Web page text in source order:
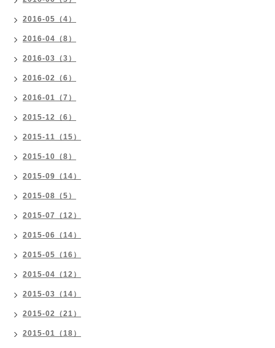
2016-05（4）
2016-04（8）
2016-03（3）
2016-02（6）
2016-01（7）
2015-12（6）
2015-11（15）
2015-10（8）
2015-09（14）
2015-08（5）
2015-07（12）
2015-06（14）
2015-05（16）
2015-04（12）
2015-03（14）
2015-02（21）
2015-01（18）